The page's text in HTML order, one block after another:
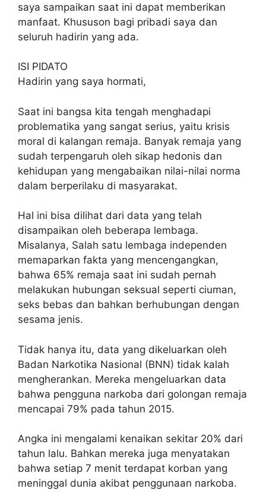
saya sampaikan saat ini dapat memberikan
manfaat. Khususon bagi pribadi saya dan
seluruh hadirin yang ada.
ISI PIDATO
Hadirin yang saya hormati,
Saat ini bangsa kita tengah menghadapi
problematika yang sangat serius, yaitu krisis
moral di kalangan remaja. Banyak remaja yang
sudah terpengaruh oleh sikap hedonis dan
kehidupan yang mengabaikan nilai-nilai norma
dalam berperilaku di masyarakat.
Hal ini bisa dilihat dari data yang telah
disampaikan oleh beberapa lembaga.
Misalanya, Salah satu lembaga independen
memaparkan fakta yang mencengangkan,
bahwa 65% remaja saat ini sudah pernah
melakukan hubungan seksual seperti ciuman,
seks bebas dan bahkan berhubungan dengan
sesama jenis.
Tidak hanya itu, data yang dikeluarkan oleh
Badan Narkotika Nasional (BNN) tidak kalah
mengherankan. Mereka mengeluarkan data
bahwa pengguna narkoba dari golongan remaja
mencapai 79% pada tahun 2015.
Angka ini mengalami kenaikan sekitar 20% dari
tahun lalu. Bahkan mereka juga menyatakan
bahwa setiap 7 menit terdapat korban yang
meninggal dunia akibat penggunaan narkoba.